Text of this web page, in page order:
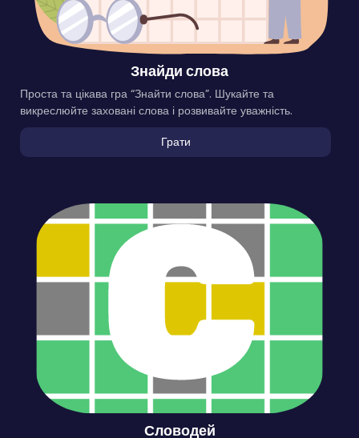
Знайди слова
Проста та цікава гра “Знайти слова”. Шукайте та
викреслюйте заховані слова і розвивайте уважність.
Грати
Словодей